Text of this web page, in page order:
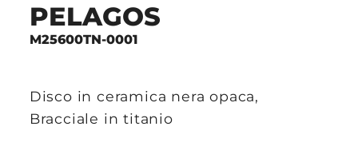
PELAGOS
M25600TN-0001
Disco in ceramica nera opaca,
Bracciale in titanio